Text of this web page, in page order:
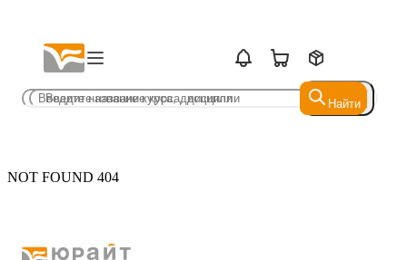
Найти
Найти
NOT FOUND 404